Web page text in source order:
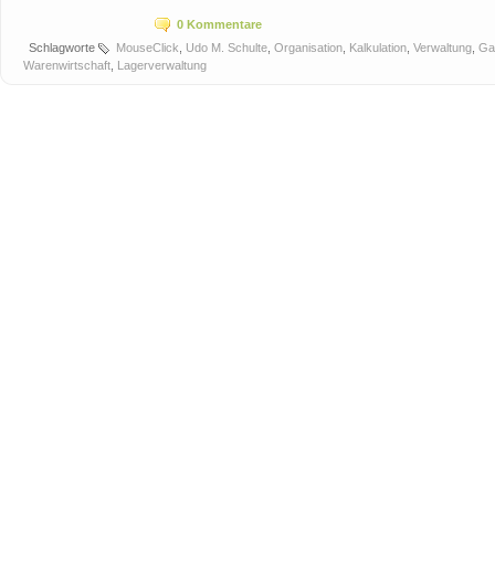
0 Kommentare
Schlagworte
MouseClick Udo M. Schulte Organisation Kalkulation Verwaltung
Warenwirtschaft Lagerverwaltung